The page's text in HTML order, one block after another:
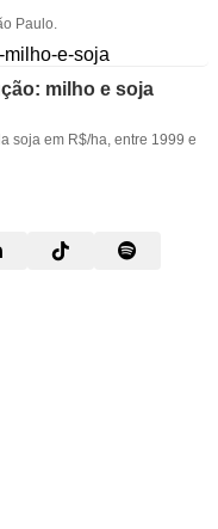
Paulo.
milho e soja
soja em R$/ha, entre 1999 e